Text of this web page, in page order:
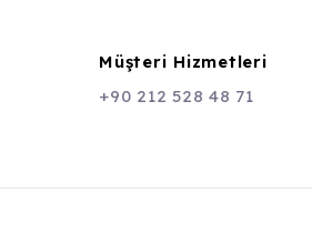
Müşteri Hizmetleri
+90 212 528 48 71